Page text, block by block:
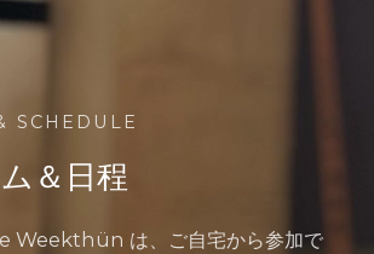
SCHEDULE
＆日程
Weekthün は、ご自宅から参加で